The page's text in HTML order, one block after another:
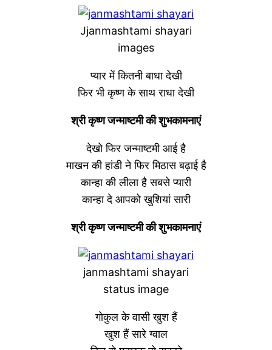
Jjanmashtami shayari
images
प्यार में कितनी बाधा देखी
फिर भी कृष्ण के साथ राधा देखी
श्री कृष्ण जन्माष्टमी की शुभकामनाएं
देखो फिर जन्माष्टमी आई है
माखन की हांडी ने फिर मिठास बढ़ाई है
कान्हा की लीला है सबसे प्यारी
कान्हा दे आपको खुशियां सारी
श्री कृष्ण जन्माष्टमी की शुभकामनाएं
janmashtami shayari
status image
गोकुल के वासी खुश हैं
खुश हैं सारे ग्वाल